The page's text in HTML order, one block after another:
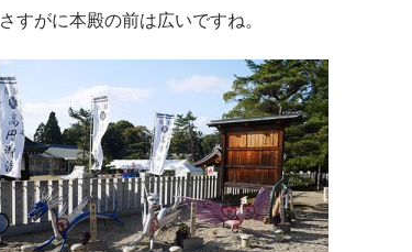
さすがに本殿の前は広いですね。